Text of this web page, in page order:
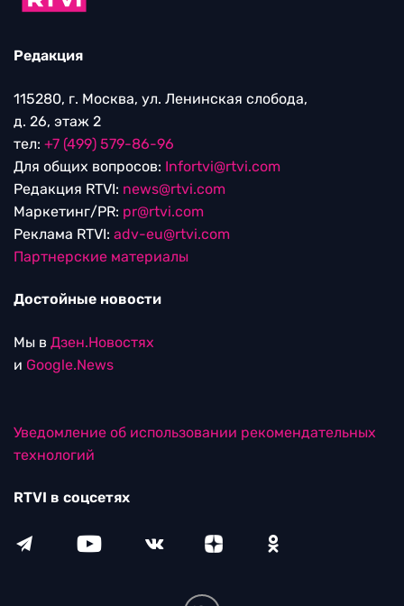
Редакция
115280, г. Москва, ул. Ленинская слобода,
д. 26, этаж 2
тел: +7 (499) 579-86-96
Для общих вопросов: Infortvi@rtvi.com
Редакция RTVI: news@rtvi.com
Маркетинг/PR: pr@rtvi.com
Реклама RTVI: adv-eu@rtvi.com
Партнерские материалы
Достойные новости
Мы в Дзен.Новостях
и Google.News
Уведомление об использовании рекомендательных
технологий
RTVI в соцсетях